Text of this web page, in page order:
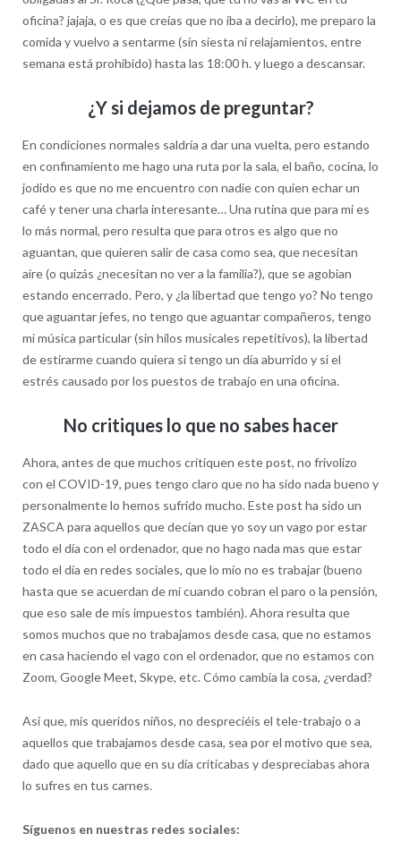
oficina? jajaja, o es que creías que no iba a decirlo), me preparo la
comida y vuelvo a sentarme (sin siesta ni relajamientos, entre
semana está prohibido) hasta las 18:00 h. y luego a descansar.
¿Y si dejamos de preguntar?
En condiciones normales saldría a dar una vuelta, pero estando
en confinamiento me hago una ruta por la sala, el baño, cocina, lo
jodido es que no me encuentro con nadie con quien echar un
café y tener una charla interesante… Una rutina que para mi es
lo más normal, pero resulta que para otros es algo que no
aguantan, que quieren salir de casa como sea, que necesitan
aire (o quizás ¿necesitan no ver a la familia?), que se agobian
estando encerrado. Pero, y ¿la libertad que tengo yo? No tengo
que aguantar jefes, no tengo que aguantar compañeros, tengo
mi música particular (sin hilos musicales repetitivos), la libertad
de estirarme cuando quiera si tengo un día aburrido y si el
estrés causado por los puestos de trabajo en una oficina.
No critiques lo que no sabes hacer
Ahora, antes de que muchos critiquen este post, no frivolizo
con el COVID-19, pues tengo claro que no ha sido nada bueno y
personalmente lo hemos sufrido mucho. Este post ha sido un
ZASCA para aquellos que decían que yo soy un vago por estar
todo el día con el ordenador, que no hago nada mas que estar
todo el día en redes sociales, que lo mío no es trabajar (bueno
hasta que se acuerdan de mí cuando cobran el paro o la pensión,
que eso sale de mis impuestos también). Ahora resulta que
somos muchos que no trabajamos desde casa, que no estamos
en casa haciendo el vago con el ordenador, que no estamos con
Zoom, Google Meet, Skype, etc. Cómo cambia la cosa, ¿verdad?
Así que, mis queridos niños, no despreciéis el tele-trabajo o a
aquellos que trabajamos desde casa, sea por el motivo que sea,
dado que aquello que en su día criticabas y despreciabas ahora
lo sufres en tus carnes.
Síguenos en nuestras redes sociales: